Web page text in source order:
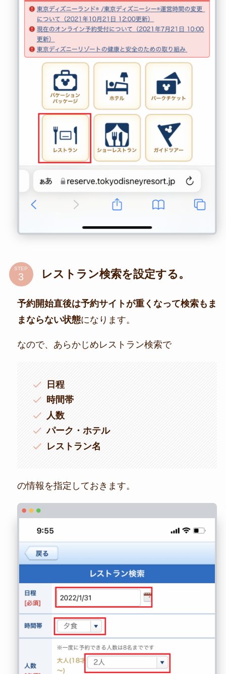
STEP レストラン検索を設定する。
予約開始直後は予約サイトが重くなって検索もま
まならない状態になります。
なので、あらかじめレストラン検索で
日程
時間帯
人数
パーク・ホテル
レストラン名
の情報を指定しておきます。